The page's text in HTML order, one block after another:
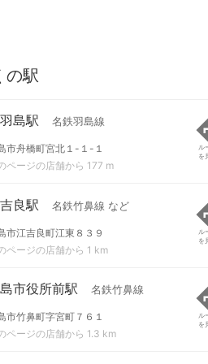
の駅
島駅 名鉄羽島線
市舟橋町宮北１-１-１
ページの店舗から 177 m
ル
を
良駅 名鉄竹鼻線 など
市江吉良町江東８３９
ページの店舗から 1 km
ル
を
市役所前駅 名鉄竹鼻線
市竹鼻町字宮町７６１
ページの店舗から 1.3 km
ル
を